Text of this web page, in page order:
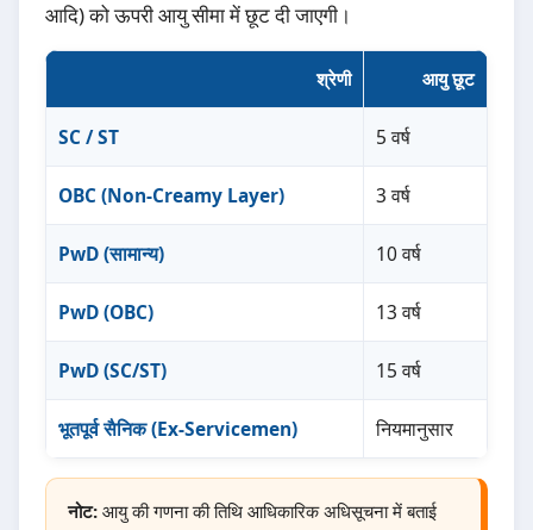
आदि) को ऊपरी आयु सीमा में छूट दी जाएगी।
श्रेणी आयु छूट
SC / ST 5 वर्ष
OBC (Non-Creamy Layer) 3 वर्ष
PwD (सामान्य) 10 वर्ष
PwD (OBC) 13 वर्ष
PwD (SC/ST) 15 वर्ष
भूतपूर्व सैनिक (Ex-Servicemen) नियमानुसार
नोट: आयु की गणना की तिथि आधिकारिक अधिसूचना में बताई